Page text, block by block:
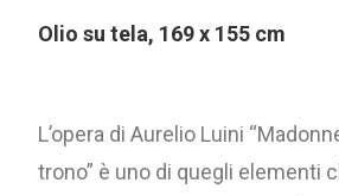
Olio su tela, 169 x 155 cm
L’opera di Aurelio Luini
trono” è uno di quegli elementi